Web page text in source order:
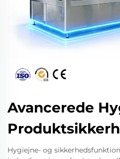
Avancerede
Hygiejne- og